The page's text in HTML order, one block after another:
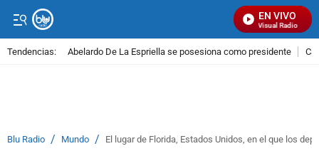
EN VIVO
Señal Visual Radio
Tendencias: Abelardo De La Espriella se posesiona como presidente
Blu Radio / Mundo / El lugar de Florida, Estados Unidos, en el que los